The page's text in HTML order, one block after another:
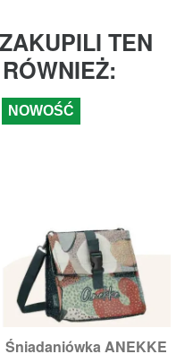
TEN
Śniadaniówka ANEKKE
NOWOŚĆ